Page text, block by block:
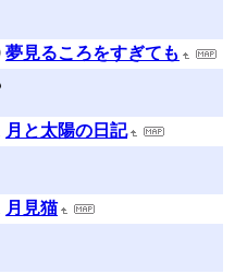
夢見るころをすぎても
月と太陽の日記
月見猫